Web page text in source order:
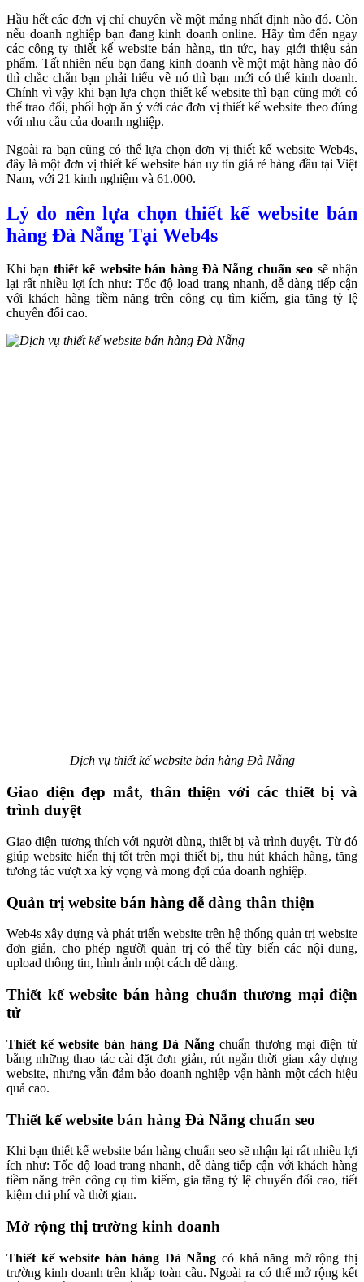
Hầu hết các đơn vị chỉ chuyên về một mảng nhất định nào đó. Còn
nếu doanh nghiệp bạn đang kinh doanh online. Hãy tìm đến ngay
các công ty thiết kế website bán hàng, tin tức, hay giới thiệu sản
phẩm. Tất nhiên nếu bạn đang kinh doanh về một mặt hàng nào đó
thì chắc chắn bạn phải hiểu về nó thì bạn mới có thể kinh doanh.
Chính vì vậy khi bạn lựa chọn thiết kế website thì bạn cũng mới có
thể trao đổi, phối hợp ăn ý với các đơn vị thiết kế website theo đúng
với nhu cầu của doanh nghiệp.
Ngoài ra bạn cũng có thể lựa chọn đơn vị thiết kế website Web4s,
đây là một đơn vị thiết kế website bán uy tín giá rẻ hàng đầu tại Việt
Nam, với 21 kinh nghiệm và 61.000.
Lý do nên lựa chọn thiết kế website bán
hàng Đà Nẵng Tại Web4s
Khi bạn thiết kế website bán hàng Đà Nẵng chuẩn seo sẽ nhận
lại rất nhiều lợi ích như: Tốc độ load trang nhanh, dễ dàng tiếp cận
với khách hàng tiềm năng trên công cụ tìm kiếm, gia tăng tỷ lệ
chuyển đổi cao.
Dịch vụ thiết kế website bán hàng Đà Nẵng
Giao diện đẹp mắt, thân thiện với các thiết bị và
trình duyệt
Giao diện tương thích với người dùng, thiết bị và trình duyệt. Từ đó
giúp website hiển thị tốt trên mọi thiết bị, thu hút khách hàng, tăng
tương tác vượt xa kỳ vọng và mong đợi của doanh nghiệp.
Quản trị website bán hàng dễ dàng thân thiện
Web4s xây dựng và phát triển website trên hệ thống quản trị website
đơn giản, cho phép người quản trị có thể tùy biến các nội dung,
upload thông tin, hình ảnh một cách dễ dàng.
Thiết kế website bán hàng chuẩn thương mại điện
tử
Thiết kế website bán hàng Đà Nẵng chuẩn thương mại điện tử
bằng những thao tác cài đặt đơn giản, rút ngắn thời gian xây dựng
website, nhưng vẫn đảm bảo doanh nghiệp vận hành một cách hiệu
quả cao.
Thiết kế website bán hàng Đà Nẵng chuẩn seo
Khi bạn thiết kế website bán hàng chuẩn seo sẽ nhận lại rất nhiều lợi
ích như: Tốc độ load trang nhanh, dễ dàng tiếp cận với khách hàng
tiềm năng trên công cụ tìm kiếm, gia tăng tỷ lệ chuyển đổi cao, tiết
kiệm chi phí và thời gian.
Mở rộng thị trường kinh doanh
Thiết kế website bán hàng Đà Nẵngcó khả năng mở rộng thị
trường kinh doanh trên khắp toàn cầu. Ngoài ra có thể mở rộng kết